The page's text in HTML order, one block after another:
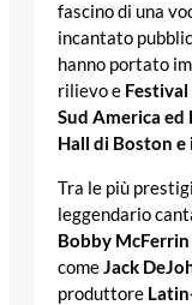
fascino di una
incantato
hanno portato
rilievo e
Sud America ed
Hall di Boston e
Tra le più
leggendario
Bobby McFerrin
comeJack
produttore